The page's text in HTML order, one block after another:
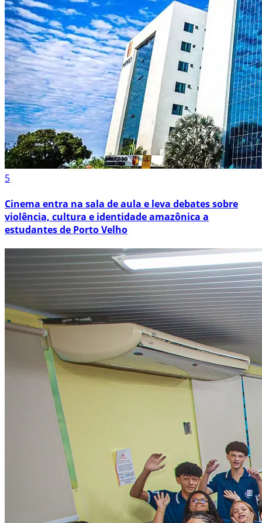
5
Cinema entra na sala de aula e leva debates sobre
violência, cultura e identidade amazônica a
estudantes de Porto Velho